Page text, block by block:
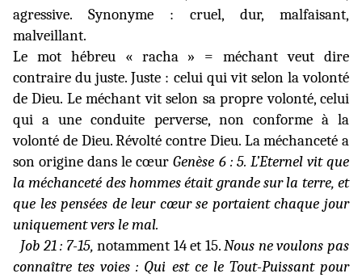
agressive. Synonyme : cruel, dur, malfaisant,
malveillant.
Le mot hébreu « racha » = méchant veut dire
contraire du juste. Juste : celui qui vit selon la volonté
de Dieu. Le méchant vit selon sa propre volonté, celui
qui a une conduite perverse, non conforme à la
volonté de Dieu. Révolté contre Dieu. La méchanceté a
son origine dans le cœurGenèse 6 : 5. L’Eternel vit que
la méchanceté des hommes était grande sur la terre, et
que les pensées de leur cœur se portaient chaque jour
uniquement vers le mal.
Job 21 : 7-15, notamment 14 et 15.Nous ne voulons pas
connaître tes voies : Qui est ce le Tout-Puissant pour